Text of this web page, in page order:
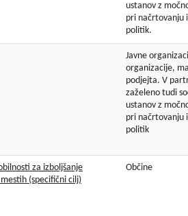
ustanov z
pri načrtovanju
politik.
Javne
organizacije,
podjejta. V
zaželeno tudi
ustanov z
pri načrtovanju
politik
za izboljšanje
(specifični cilj)
Občine